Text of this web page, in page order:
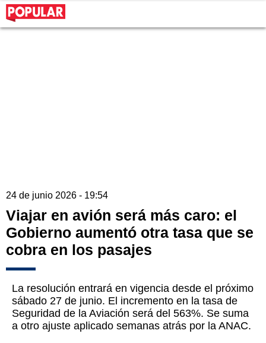
24 de junio 2026 - 19:54
Viajar en avión será más caro: el
Gobierno aumentó otra tasa que se
cobra en los pasajes
La resolución entrará en vigencia desde el próximo
sábado 27 de junio. El incremento en la tasa de
Seguridad de la Aviación será del 563%. Se suma
a otro ajuste aplicado semanas atrás por la ANAC.